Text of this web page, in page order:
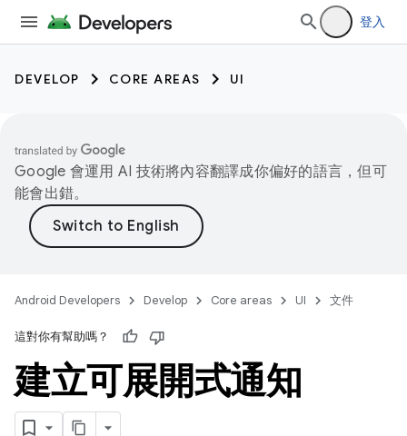
登入
DEVELOP CORE AREAS UI
Google 會運用 AI 技術將內容翻譯成你偏好的語言，但可
能會出錯。
Android Developers Develop Core areas UI 文件
這對你有幫助嗎？
建立可展開式通知